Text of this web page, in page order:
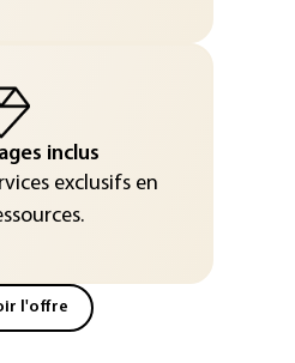
inclus
exclusifs en
l'offre